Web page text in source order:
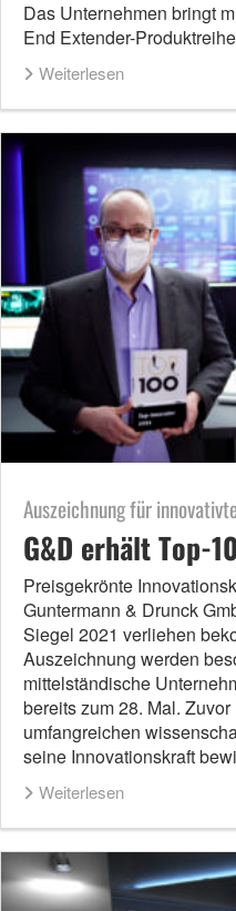
Das Unternehmen bringt
End Extender-
Weiterlesen
Auszeichnung für
G&D erhält Top-
Preisgekrönte
Guntermann & Drunck
Siegel 2021 verliehen
Auszeichnung werden
mittelständische
bereits zum 28. Mal.
umfangreichen
seine Innovationskraft
Weiterlesen